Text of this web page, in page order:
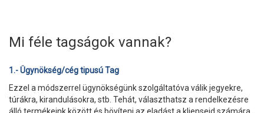
Mi féle tagságok vannak?
1.- Ügynökség/cég tipusú Tag
Ezzel a módszerrel ügynökségünk szolgáltatóva válik jegyekre,
túrákra, kirandulásokra, stb. Tehát, választhatsz a rendelkezésre
álló termékeink között és bövíteni az eladást a klienseid számára.